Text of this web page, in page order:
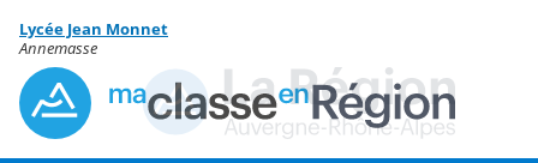
Menu de la rubrique
Contenu
Lycée Jean Monnet
Annemasse